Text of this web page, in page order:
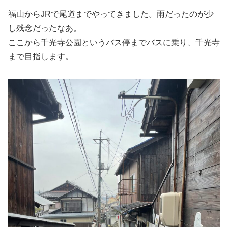
福山からJRで尾道までやってきました。雨だったのが少
し残念だったなあ。
ここから千光寺公園というバス停までバスに乗り、千光寺
まで目指します。